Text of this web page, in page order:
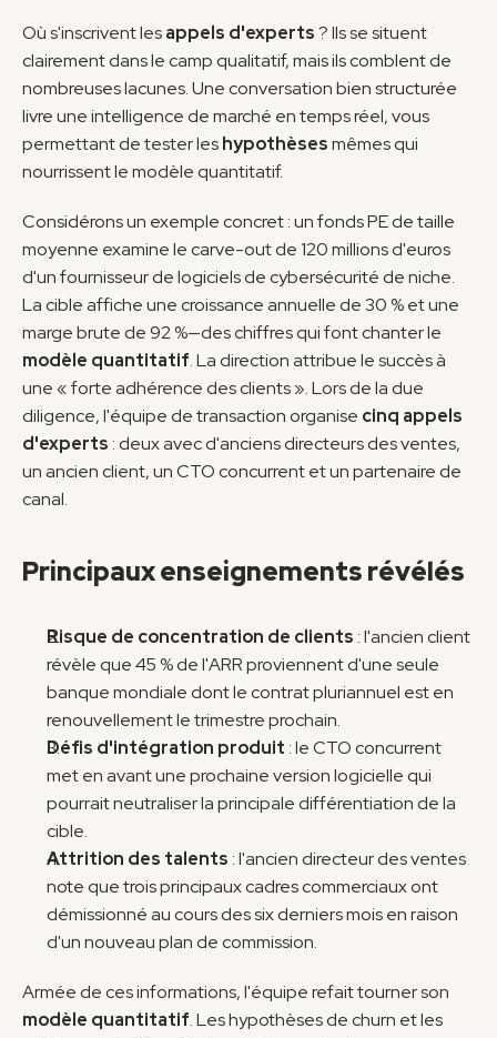
Où s'inscrivent les appels d'experts ? Ils se situent
clairement dans le camp qualitatif, mais ils comblent de
nombreuses lacunes. Une conversation bien structurée
livre une intelligence de marché en temps réel, vous
permettant de tester les hypothèses mêmes qui
nourrissent le modèle quantitatif.
Considérons un exemple concret : un fonds PE de taille
moyenne examine le carve-out de 120 millions d'euros
d'un fournisseur de logiciels de cybersécurité de niche.
La cible affiche une croissance annuelle de 30 % et une
modèle quantitatif. La direction attribue le succès à
une « forte adhérence des clients ». Lors de la due
diligence, l'équipe de transaction organise cinq appels
d'experts : deux avec d'anciens directeurs des ventes,
un ancien client, un CTO concurrent et un partenaire de
canal.
Principaux enseignements révélés
Risque de concentration de clients : l'ancien client
révèle que 45 % de l'ARR proviennent d'une seule
banque mondiale dont le contrat pluriannuel est en
renouvellement le trimestre prochain.
Défis d'intégration produit : le CTO concurrent
met en avant une prochaine version logicielle qui
pourrait neutraliser la principale différentiation de la
cible.
Attrition des talents : l'ancien directeur des ventes
note que trois principaux cadres commerciaux ont
démissionné au cours des six derniers mois en raison
d'un nouveau plan de commission.
modèle quantitatif. Les hypothèses de churn et les